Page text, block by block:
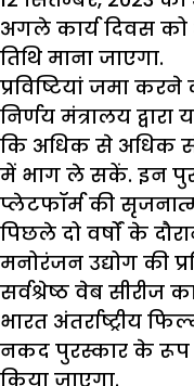
अगले कार्य दिवस
तिथि माना जाएगा.
प्रविष्टियां जमा
निर्णय मंत्रालय
कि अधिक से अधिक
में भाग ले सकें. इन
प्लेटफॉर्म की
पिछले दो वर्षों के
मनोरंजन उद्योग की
सर्वश्रेष्ठ वेब सीरीज
भारत अंतर्राष्ट्रीय
नकद पुरस्कार के रूप
किया जाएगा.